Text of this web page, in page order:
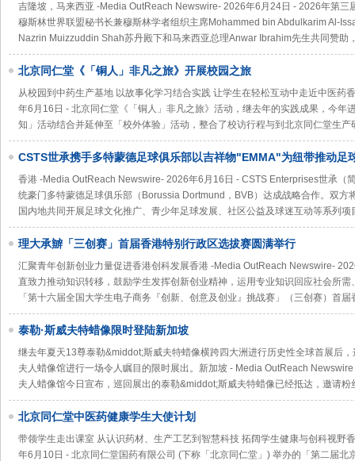
吉隆坡，马来西亚 -Media OutReach Newswire- 2026年6月24日 - 2026年第三
穆斯林世界联盟秘书长兼穆斯林学者组织主席Mohammed bin Abdulkarim Al-
Nazrin Muizzuddin Shah苏丹殿下和马来西亚总理Anwar Ibrahim先生共同赞助
北京同仁堂《「铜人」非凡之旅》开展校园之旅
从校园到中药生产基地 以故事化学习结合实践 让学生在轻松互动中走近中医药
年6月16日 - 北京同仁堂《「铜人」非凡之旅》活动，继去年的实践成果，今年
知」活动结合并延伸至「校外体验」活动，整合了校访行程与到北京同仁堂生产
CSTS世承携手多特蒙德足球俱乐部以吉祥物"EMMA"为纽带推动足
香港 -Media OutReach Newswire- 2026年6月16日 - CSTS Enterprises世承（
统豪门多特蒙德足球俱乐部（Borussia Dortmund，BVB）达成战略合作。双方
国内地共同开展足球文化推广、青少年足球发展、社区公益及球迷互动等系列项
理大承辧「三创赛」首届香港特别行政区选拔赛圆满举行
汇聚青年创新创业力量促进香港创科发展香港 -Media OutReach Newswire-
直致力推动知识转移，鼓励学生发挥创新创业精神，运用专业知识回应社会所
「第十六届全国大学生电子商务『创新、创意及创业』挑战赛」（三创赛）首
泰勒·斯威夫特蜡像限时登陆新加坡
继去年夏天13尊泰勒&middot;斯威夫特蜡像横跨四大洲进行历史性全球首展后
夫人蜡像馆进行一场令人瞩目的限时展出。新加坡 - Media OutReach
夫人蜡像馆今日宣布，巡回展出的泰勒&middot;斯威夫特蜡像已经抵达，邀请粉
北京同仁堂中医药健康学生大使计划
带领学生走出课室 从认识药材、生产工艺到智慧科技 拓阔学生健康与创科视野
年6月10日 - 北京同仁堂国药有限公司 (下称「北京同仁堂」) 举办的「第二届北